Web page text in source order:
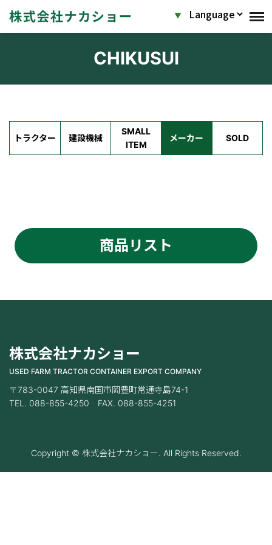
CHIKUSUI
トラクター 建設機械
SMALL
ITEM
メーカー SOLD
商品リスト
株式会社ナカショー
USED FARM TRACTOR CONTAINER EXPORT COMPANY
〒783-0047 高知県南国市岡豊町常通寺島74-1
TEL. 088-855-4250 FAX. 088-855-4251
Copyright © 株式会社ナカショー. All Rights Reserved.